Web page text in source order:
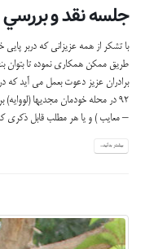
جلسه نقد و بررسي
با تشكر از همه عزيزاني كه دربر پايي
طريق ممكن همكاري نموده تا بتوان
برادران عزيز دعوت بعمل مي آيد كه
92 در محله خودمان مجديها
– معايب ) و يا هر مطلب قابل ذكري كه
بیشتر بدانید...